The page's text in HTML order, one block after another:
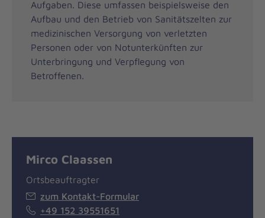
Aufgaben. Diese umfassen beispielsweise den
Aufbau und den Betrieb von Sanitätszelten zur
medizinischen Versorgung von verletzten
Personen oder von Notunterkünften zur
Unterbringung und Verpflegung von
Betroffenen.
Mirco Claassen
Ortsbeauftragter
zum Kontakt-Formular
+49 152 39551651